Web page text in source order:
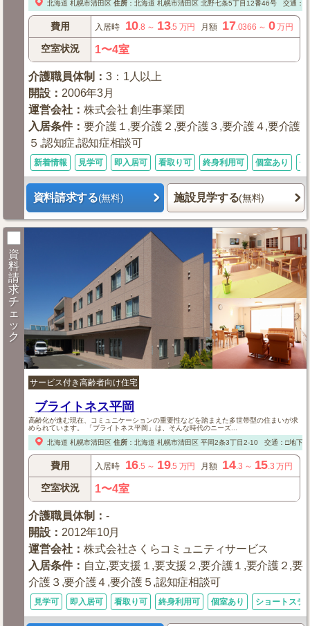
北海道 札幌市清田区 住所： 北海道 札幌市清田区北野七条5丁目12番46号 交通：
費用 入居時 10 .8 ～ 13.5 万円 月額 17 .0366 ～ 0万円
空室状況 1〜4室
介護職員体制 ：3：1人以上
開設 ： 2006年3月
運営会社 ：株式会社 創生事業団
入居条件：要介護１,要介護２,要介護３,要介護４,要介護
５,認知症,認知症相談可
新着情報 見学可 即入居可 看取り可 終身利用可 個室あり 体
資料請求する(無料) 施設見学する(無料)
資
料
請
求
チ
ェ
ッ
ク
サービス付き高齢者向け住宅
ブライトネス平岡
高齢化が進む現在、コミュニケーションの重要性などを踏まえた多世帯型の住まいが求
められています。 「ブライトネス平岡」は、そんな時代のニーズ...
北海道 札幌市清田区 住所： 北海道 札幌市清田区平岡2条3丁目2-10 交通：□地下
費用 入居時 16.5 ～ 19.5 万円 月額 14.3 ～ 15.3 万円
空室状況 1〜4室
介護職員体制 ：-
開設 ： 2012年10月
運営会社 ：株式会社さくらコミュニティサービス
入居条件： 自立,要支援１,要支援２,要介護１,要介護２,要
介護３,要介護４,要介護５,認知症相談可
見学可 即入居可 看取り可 終身利用可 個室あり ショートステ